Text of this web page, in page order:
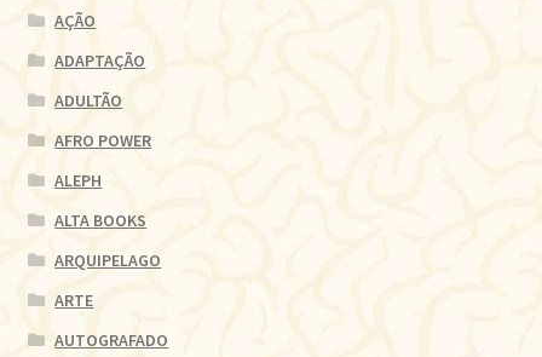
AÇÃO
ADAPTAÇÃO
ADULTÃO
AFRO POWER
ALEPH
ALTA BOOKS
ARQUIPELAGO
ARTE
AUTOGRAFADO